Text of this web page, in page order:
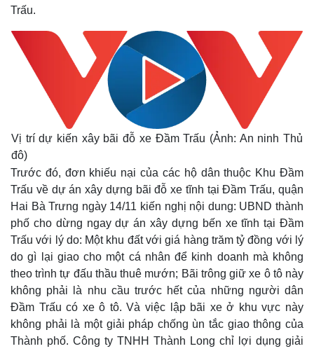
Trấu.
Vị trí dự kiến xây bãi đỗ xe Đầm Trấu (Ảnh: An ninh Thủ
đô)
Trước đó, đơn khiếu nại của các hộ dân thuộc Khu Đầm
Trấu về dự án xây dựng bãi đỗ xe tĩnh tại Đầm Trấu, quận
Hai Bà Trưng ngày 14/11 kiến nghị nội dung: UBND thành
phố cho dừng ngay dự án xây dựng bến xe tĩnh tại Đầm
Trấu với lý do: Một khu đất với giá hàng trăm tỷ đồng với lý
do gì lại giao cho một cá nhân để kinh doanh mà không
theo trình tự đấu thầu thuê mướn; Bãi trông giữ xe ô tô này
không phải là nhu cầu trước hết của những người dân
Đầm Trấu có xe ô tô. Và việc lập bãi xe ở khu vực này
không phải là một giải pháp chống ùn tắc giao thông của
Thành phố. Công ty TNHH Thành Long chỉ lợi dụng giải